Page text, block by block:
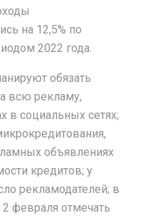
на 12,5% по
2022 года.
обязать
всю рекламу,
в социальных сетях;
объявлениях
кредитов; у
рекламодателей; в
2 февраля отмечать